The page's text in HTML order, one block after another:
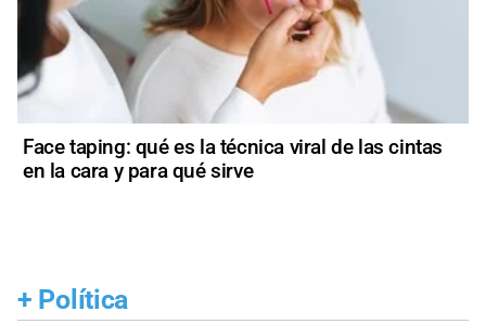
Face taping: qué es la técnica viral de las cintas
en la cara y para qué sirve
+ Política